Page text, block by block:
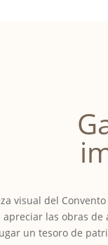
visual del
las obras
un tesoro de